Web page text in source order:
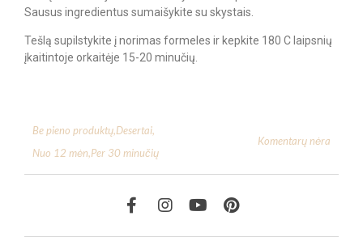
Sausus ingredientus sumaišykite su skystais.
Tešlą supilstykite į norimas formeles ir kepkite 180 C laipsnių
įkaitintoje orkaitėje 15-20 minučių.
Be pieno produktų,Desertai,
Nuo 12 mėn,Per 30 minučių
Komentarų nėra